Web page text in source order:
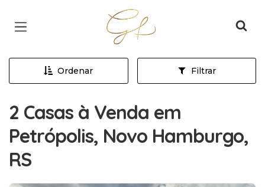
Página inicial
Ordenar Filtrar
2 Casas à Venda em
Petrópolis, Novo Hamburgo,
RS